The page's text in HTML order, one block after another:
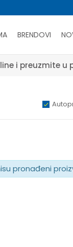
BRENDOVI
i preuzmite
pronađeni